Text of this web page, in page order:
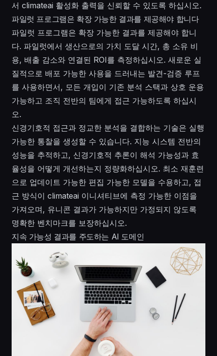
서 climateai 활성화 출력을 신뢰할 수 있도록 하십시오.
파일럿 프로그램은 확장 가능한 결과를 제공해야 합니다
파일럿 프로그램은 확장 가능한 결과를 제공해야 합니
다. 파일럿에서 생산으로의 가치 도달 시간, 총 소유 비
용, 배출 감소와 연결된 ROI를 측정하십시오. 새로운 실
질적으로 배포 가능한 사용을 드러내는 발견-검증 루프
를 사용하면서, 모든 개입이 기존 분석 스택과 상호 운용
가능하고 조직 전반의 팀에게 접근 가능하도록 하십시
오.
신경기호적 접근과 정교한 분석을 결합하는 기술은 실행
가능한 통찰을 생성할 수 있습니다. 지능 시스템 전반의
성능을 추적하고, 신경기호적 추론이 해석 가능성과 효
율성을 어떻게 개선하는지 정량화하십시오. 최소 재훈련
으로 업데이트 가능한 편집 가능한 모델을 수용하고, 접
근 방식이 climateai 이니셔티브에 측정 가능한 이점을
가져오며, 유니콘 결과가 가능하지만 가정되지 않도록
명확한 벤치마크를 보장하십시오.
지속 가능성 결과를 주도하는 AI 도메인